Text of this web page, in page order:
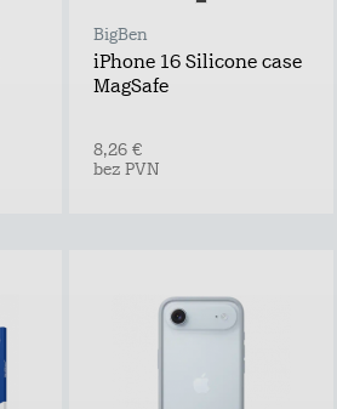
BigBen
iPhone 16 Silicone case
MagSafe
8,26 €
bez PVN